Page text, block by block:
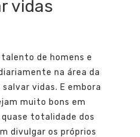
vidas
de homens e
na área da
vidas. E embora
muito bons em
totalidade dos
divulgar os próprios